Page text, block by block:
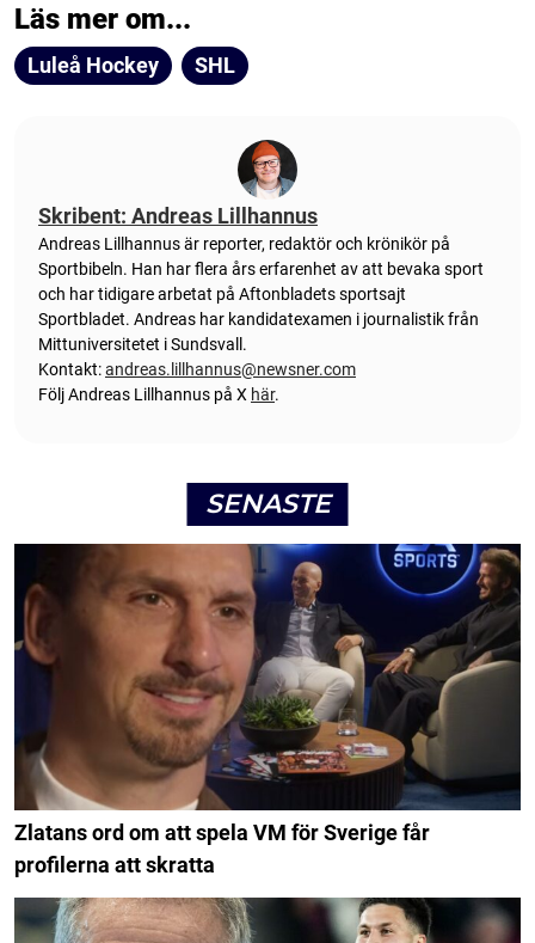
Läs mer om...
Luleå Hockey SHL
Skribent: Andreas Lillhannus
Andreas Lillhannus är reporter, redaktör och krönikör på
Sportbibeln. Han har flera års erfarenhet av att bevaka sport
och har tidigare arbetat på Aftonbladets sportsajt
Sportbladet. Andreas har kandidatexamen i journalistik från
Mittuniversitetet i Sundsvall.
Kontakt:andreas.lillhannus@newsner.com
Följ Andreas Lillhannus på X här.
SENASTE
Zlatans ord om att spela VM för Sverige får
profilerna att skratta